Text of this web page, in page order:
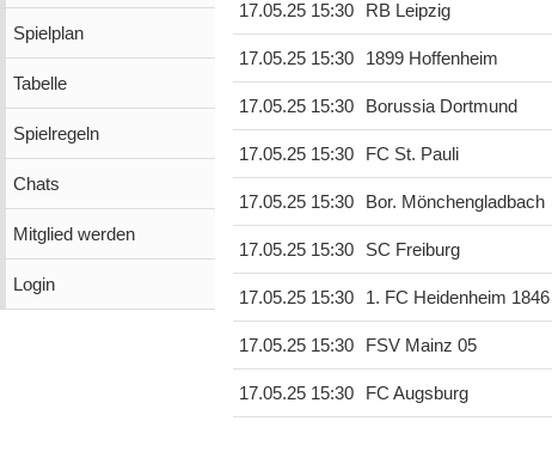
Spielplan
Tabelle
Spielregeln
Chats
Mitglied werden
Login
17.05.25 15:30 RB Leipzig
17.05.25 15:30 1899 Hoffenheim
17.05.25 15:30 Borussia Dortmund
17.05.25 15:30 FC St. Pauli
17.05.25 15:30 Bor. Mönchengladbach
17.05.25 15:30 SC Freiburg
17.05.25 15:30 1. FC Heidenheim 1846
17.05.25 15:30 FSV Mainz 05
17.05.25 15:30 FC Augsburg